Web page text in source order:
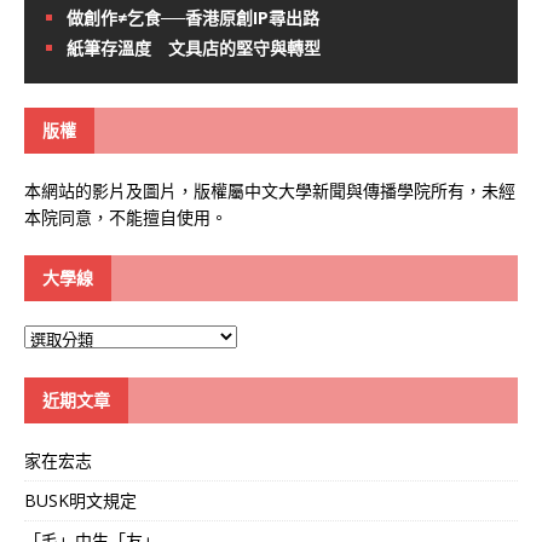
做創作≠乞食──香港原創IP尋出路
紙筆存溫度 文具店的堅守與轉型
版權
本網站的影片及圖片，版權屬中文大學新聞與傳播學院所有，未經
本院同意，不能擅自使用。
大學線
大
近期文章
家在宏志
BUSK明文規定